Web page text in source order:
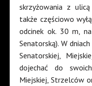
skrzyżowania z ulicą
także częściowo
odcinek ok. 30 m,
Senatorską). W dniach
Senatorskiej,
dojechać do
Miejskiej, Strzelców